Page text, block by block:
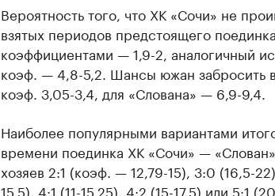
Вероятность того, что ХК «Сочи» не
взятых периодов предстоящего
коэффициентами — 1,9-2, аналогичный
коэф. — 4,8-5,2. Шансы южан забросить
коэф. 3,05-3,4, для «Слована» — 6,9-9,4.
Наиболее популярными вариантами
времени поединка ХК «Сочи» —
хозяев 2:1 (коэф. — 12,79-15), 3:0 (16,5-
15,5), 4:1 (11-15,25), 4:2 (15-17,5) или 5:1